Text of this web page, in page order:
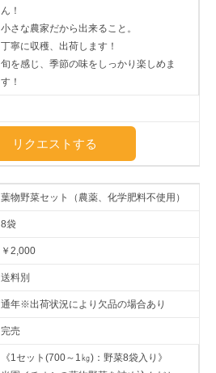
ん！
小さな農家だから出来ること。
丁寧に収穫、出荷します！
旬を感じ、季節の味をしっかり楽しめま
す！
リクエストする
葉物野菜セット（農薬、化学肥料不使用）
8袋
￥2,000
送料別
通年※出荷状況により欠品の場合あり
完売
《1セット(700～1㎏)：野菜8袋入り》